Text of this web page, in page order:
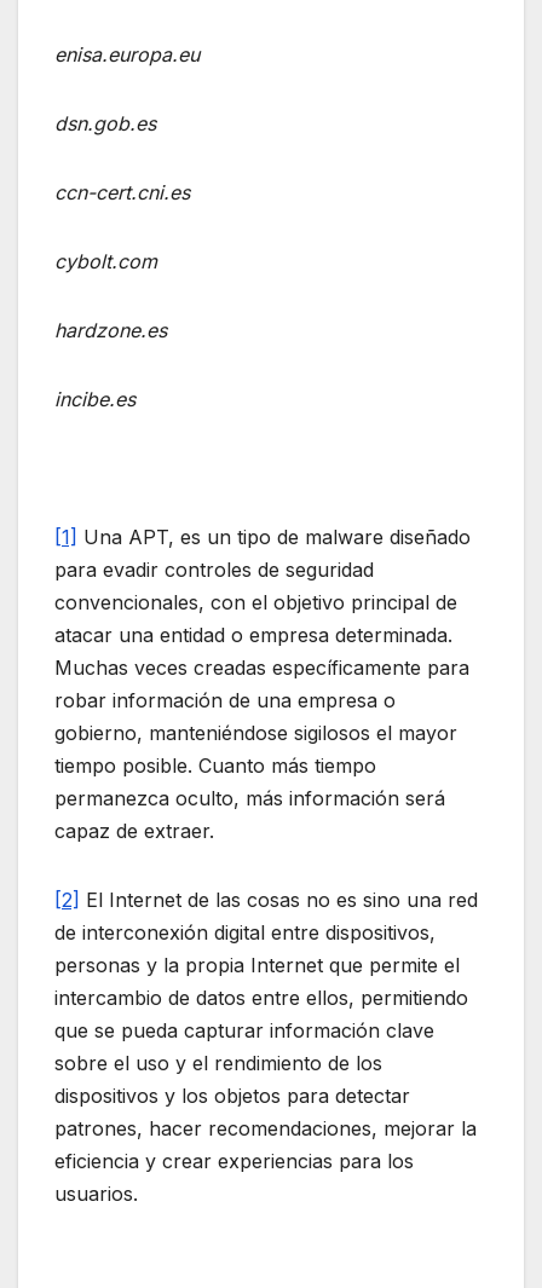
enisa.europa.eu
dsn.gob.es
ccn-cert.cni.es
cybolt.com
hardzone.es
incibe.es
[1] Una APT, es un tipo de malware diseñado
para evadir controles de seguridad
convencionales, con el objetivo principal de
atacar una entidad o empresa determinada.
Muchas veces creadas específicamente para
robar información de una empresa o
gobierno, manteniéndose sigilosos el mayor
tiempo posible. Cuanto más tiempo
permanezca oculto, más información será
capaz de extraer.
[2] El Internet de las cosas no es sino una red
de interconexión digital entre dispositivos,
personas y la propia Internet que permite el
intercambio de datos entre ellos, permitiendo
que se pueda capturar información clave
sobre el uso y el rendimiento de los
dispositivos y los objetos para detectar
patrones, hacer recomendaciones, mejorar la
eficiencia y crear experiencias para los
usuarios.